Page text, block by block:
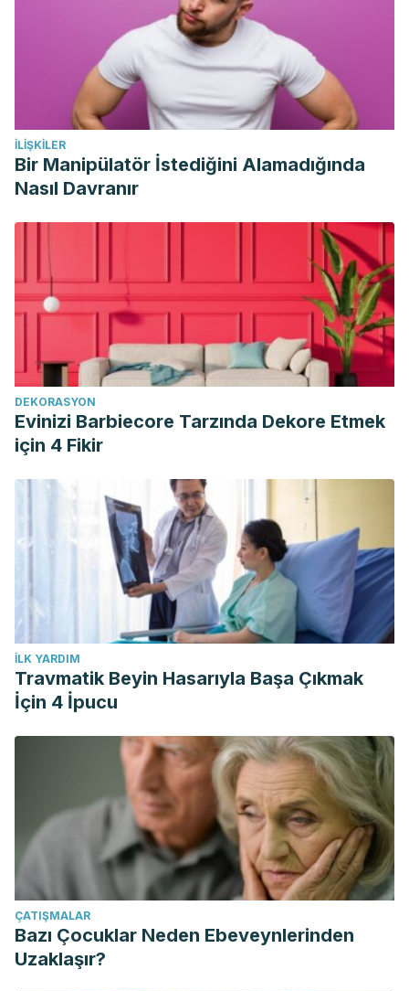
İLIŞKILER
Bir Manipülatör İstediğini Alamadığında
Nasıl Davranır
DEKORASYON
Evinizi Barbiecore Tarzında Dekore Etmek
için 4 Fikir
İLK YARDIM
Travmatik Beyin Hasarıyla Başa Çıkmak
İçin 4 İpucu
ÇATIŞMALAR
Bazı Çocuklar Neden Ebeveynlerinden
Uzaklaşır?